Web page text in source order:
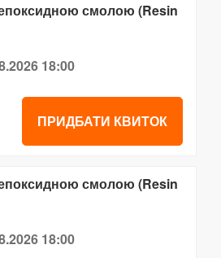
смолою (Resin
18:00
ПРИДБАТИ КВИТОК
смолою (Resin
18:00